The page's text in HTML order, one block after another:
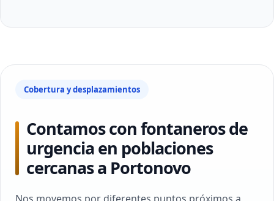
Cobertura y desplazamientos
Contamos con fontaneros de
urgencia en poblaciones
cercanas a Portonovo